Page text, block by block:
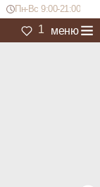
меню
Пн-Вс 9:00-21:00
1